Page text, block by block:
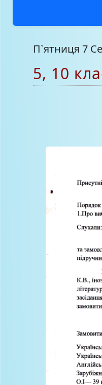
П`ятниця 7
5, 10